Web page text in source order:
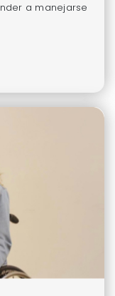
a manejarse